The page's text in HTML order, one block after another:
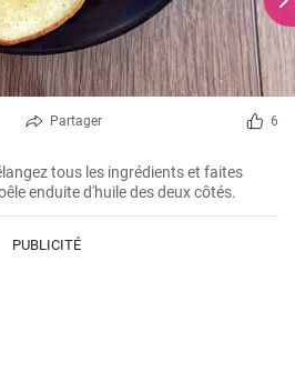
Partager 6
tous les ingrédients et faites
enduite d'huile des deux côtés.
PUBLICITÉ